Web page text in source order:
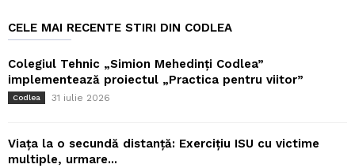
CELE MAI RECENTE STIRI DIN CODLEA
Colegiul Tehnic „Simion Mehedinți Codlea”
implementează proiectul „Practica pentru viitor”
Codlea 31 iulie 2026
Viața la o secundă distanță: Exercițiu ISU cu victime
multiple, urmare...